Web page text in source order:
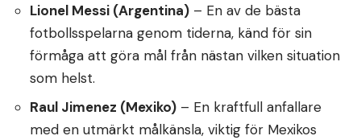
Lionel Messi (Argentina) – En av de bästa
fotbollsspelarna genom tiderna, känd för sin
förmåga att göra mål från nästan vilken situation
som helst.
Raul Jimenez (Mexiko) – En kraftfull anfallare
med en utmärkt målkänsla, viktig för Mexikos